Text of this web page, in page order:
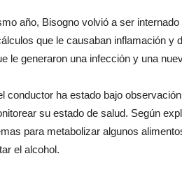
año, Bisogno volvió a ser
que le causaban inflamación y
le generaron una infección y una
conductor ha estado bajo
su estado de salud. Según
para metabolizar algunos
el alcohol.